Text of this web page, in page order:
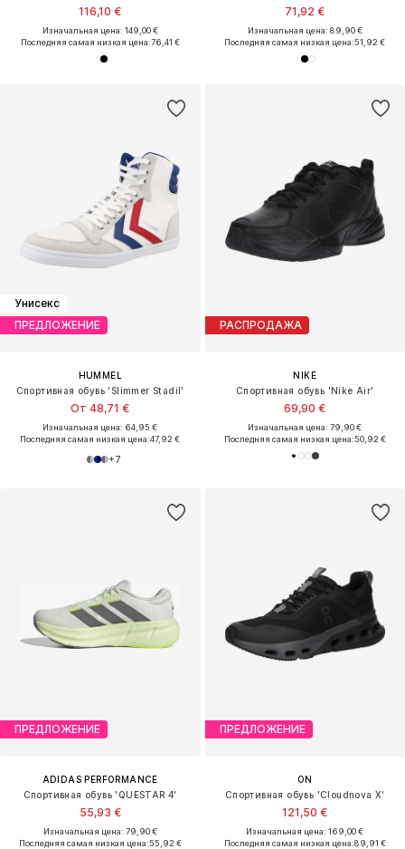
116,10 €
Изначальная цена: 149,00 €
Последняя самая низкая цена:76,41 €
71,92 €
Изначальная цена: 89,90 €
Последняя самая низкая цена:51,92 €
Унисекс
ПРЕДЛОЖЕНИЕ
HUMMEL
Спортивная обувь 'Slimmer Stadil'
От 48,71 €
Изначальная цена: 64,95 €
Последняя самая низкая цена:47,92 €
+7
РАСПРОДАЖА
NIKE
Спортивная обувь 'Nike Air'
69,90 €
Изначальная цена: 79,90 €
Последняя самая низкая цена:50,92 €
ПРЕДЛОЖЕНИЕ
ADIDAS PERFORMANCE
Спортивная обувь 'QUESTAR 4'
55,93 €
Изначальная цена: 79,90 €
Последняя самая низкая цена:55,92 €
ПРЕДЛОЖЕНИЕ
ON
Спортивная обувь 'Cloudnova X'
121,50 €
Изначальная цена: 169,00 €
Последняя самая низкая цена:89,91 €